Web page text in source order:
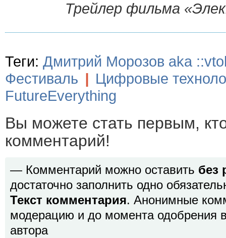
Трейлер фильма
Теги: Дмитрий Морозов aka
Фестиваль | Цифровые
FutureEverything
Вы можете стать первым,
комментарий!
— Комментарий можно оставить без
достаточно заполнить одно
Текст комментария. Анонимные
модерацию и до момента одобрения
автора